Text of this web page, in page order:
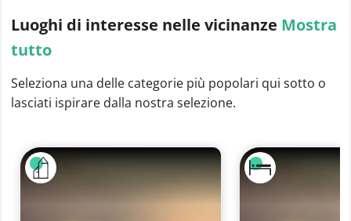
Luoghi di interesse nelle vicinanze Mostra
tutto
Seleziona una delle categorie più popolari qui sotto o
lasciati ispirare dalla nostra selezione.